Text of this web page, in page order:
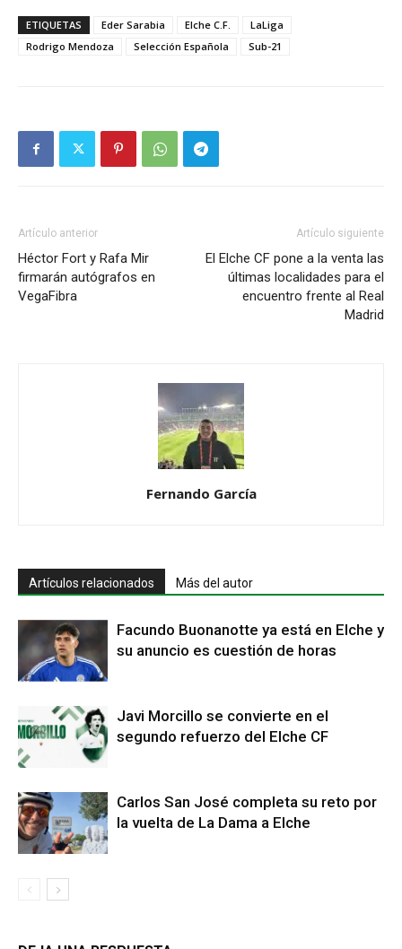
ETIQUETAS Eder Sarabia Elche C.F.
LaLiga
Rodrigo Mendoza
Selección Española Sub-21
Artículo anterior
Héctor Fort y Rafa Mir
firmarán autógrafos en
VegaFibra
Artículo siguiente
El Elche CF pone a la venta las
últimas localidades para el
encuentro frente al Real
Madrid
Fernando García
Artículos relacionados Más del autor
Facundo Buonanotte ya está en Elche y
su anuncio es cuestión de horas
Javi Morcillo se convierte en el
segundo refuerzo del Elche CF
Carlos San José completa su reto por
la vuelta de La Dama a Elche